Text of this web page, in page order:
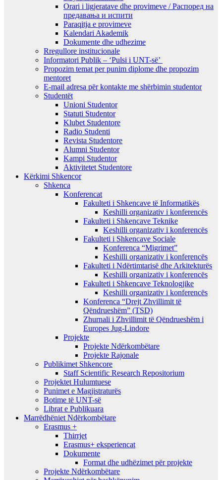
Orari i ligjeratave dhe provimeve / Распоред на
предавањa и испити
Paraqitja e provimeve
Kalendari Akademik
Dokumente dhe udhezime
Rregullore institucionale
Informatori Publik – ‘Pulsi i UNT-së’
Propozim temat per punim diplome dhe propozim
mentoret
E-mail adresa për kontakte me shërbimin studentor
Studentët
Unioni Studentor
Statuti Studentor
Klubet Studentore
Radio Studenti
Revista Studentore
Alumni Studentor
Kampi Studentor
Aktivitetet Studentore
Kërkimi Shkencor
Shkenca
Konferencat
Fakulteti i Shkencave të Informatikës
Keshilli organizativ i konferencës
Fakulteti i Shkencave Teknike
Keshilli organizativ i konferencës
Fakulteti i Shkencave Sociale
Konferenca “Migrimet”
Keshilli organizativ i konferencës
Fakulteti i Ndërtimtarisë dhe Arkitekturës
Keshilli organizativ i konferencës
Fakulteti i Shkencave Teknologjike
Keshilli organizativ i konferencës
Konferenca “Drejt Zhvillimit të
Qëndrueshëm” (TSD)
Zhurnali i Zhvillimit të Qëndrueshëm i
Europes Jug-Lindore
Projekte
Projekte Ndërkombëtare
Projekte Rajonale
Publikimet Shkencore
Staff Scientific Research Repositorium
Projektet Hulumtuese
Punimet e Magjistraturës
Botime të UNT-së
Librat e Publikuara
Marrëdhëniet Ndërkombëtare
Erasmus +
Thirrjet
Erasmus+ eksperiencat
Dokumente
Format dhe udhëzimet për projekte
Projekte Ndërkombëtare